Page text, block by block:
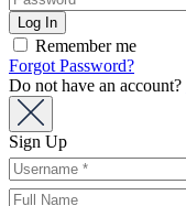
Remember me
Forgot Password?
Do not have an account?
Sign Up